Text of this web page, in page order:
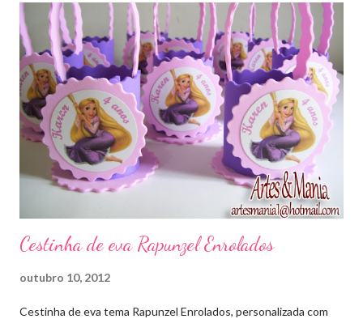
Cestinha de eva Rapunzel Enrolados
outubro 10, 2012
Cestinha de eva tema Rapunzel Enrolados, personalizada com